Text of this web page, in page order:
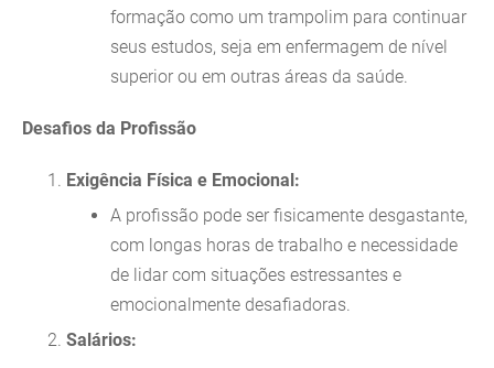
formação como um trampolim para continuar
seus estudos, seja em enfermagem de nível
superior ou em outras áreas da saúde.
Desafios da Profissão
Exigência Física e Emocional:
A profissão pode ser fisicamente desgastante,
com longas horas de trabalho e necessidade
de lidar com situações estressantes e
emocionalmente desafiadoras.
Salários: